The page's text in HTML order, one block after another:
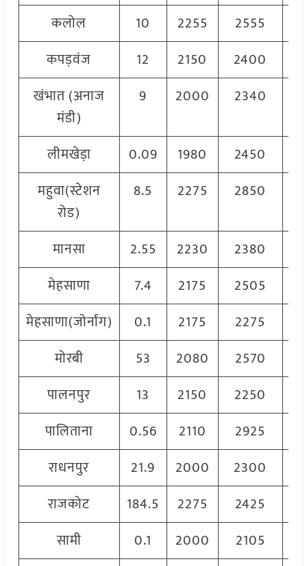
कलोल
10 2255 2555
कपड़वंज
12 2150 2400
खंभात (अनाज
मंडी)
9 2000 2340
लीमखेड़ा 0.09 1980 2450
महुवा(स्टेशन
रोड)
8.5 2275 2850
मानसा 2.55 2230 2380
मेहसाणा
7.4 2175 2505
मेहसाणा(जोर्नांग)
0.1 2175 2275
मोरबी
53 2080 2570
पालनपुर
13 2150 2250
पालिताना
0.56 2110 2925
राधनपुर
21.9 2000 2300
राजकोट
184.5 2275 2425
सामी
0.1 2000 2105